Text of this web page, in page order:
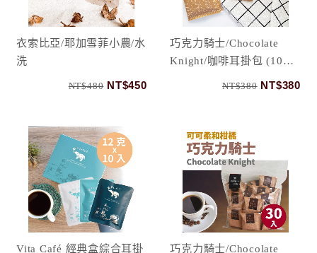
衣索比亞/耶加雪菲小農/水
洗
NT$480 NT$450
巧克力騎士/Chocolate
Knight/咖啡耳掛包 (10入/
NT$380 NT$380
Vita Café 經典盒綜合耳掛
巧克力騎士/Chocolate